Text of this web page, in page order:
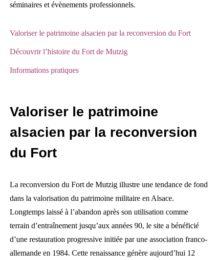
séminaires et évènements professionnels.
Valoriser le patrimoine alsacien par la reconversion du Fort
Découvrir l’histoire du Fort de Mutzig
Informations pratiques
Valoriser le patrimoine
alsacien par la reconversion
du Fort
La reconversion du Fort de Mutzig illustre une tendance de fond
dans la valorisation du patrimoine militaire en Alsace.
Longtemps laissé à l’abandon après son utilisation comme
terrain d’entraînement jusqu’aux années 90, le site a bénéficié
d’une restauration progressive initiée par une association franco-
allemande en 1984. Cette renaissance génère aujourd’hui 12